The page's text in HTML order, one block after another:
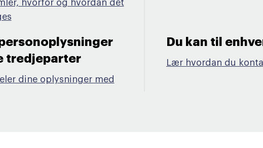
hvorfor og hvordan det
tredjeparter​
dine oplysninger med
Du kan til
Lær hvordan du